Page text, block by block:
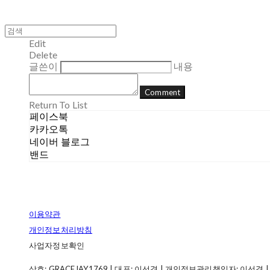
Edit
Delete
글쓴이
내용
Comment
Return To List
페이스북
카카오톡
네이버 블로그
밴드
이용약관
개인정보처리방침
사업자정보확인